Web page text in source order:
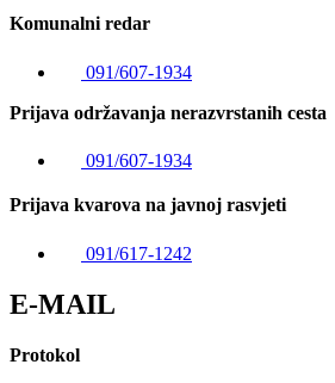
Komunalni redar
091/607-1934
Prijava održavanja nerazvrstanih cesta
091/607-1934
Prijava kvarova na javnoj rasvjeti
091/617-1242
E-MAIL
Protokol